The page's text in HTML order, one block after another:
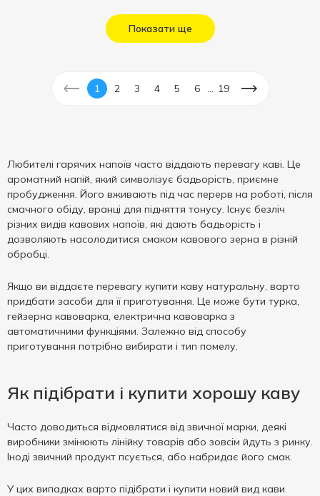
Показати ще
1 2 3 4 5 6 19
Любителі гарячих напоїв часто віддають перевагу каві. Це
ароматний напій, який символізує бадьорість, приємне
пробудження. Його вживають під час перерв на роботі, після
смачного обіду, вранці для підняття тонусу. Існує безліч
різних видів кавових напоїв, які дають бадьорість і
дозволяють насолодитися смаком кавового зерна в різній
обробці.
Якщо ви віддаєте перевагу купити каву натуральну, варто
придбати засоби для її приготування. Це може бути турка,
гейзерна кавоварка, електрична кавоварка з
автоматичними функціями. Залежно від способу
приготування потрібно вибирати і тип помелу.
Як підібрати і купити хорошу каву
Часто доводиться відмовлятися від звичної марки, деякі
виробники змінюють лінійку товарів або зовсім йдуть з ринку.
Іноді звичний продукт псується, або набридає його смак.
У цих випадках варто підібрати і купити новий вид кави.